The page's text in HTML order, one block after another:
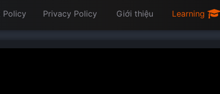
Policy Privacy Policy Giới thiệu Learning